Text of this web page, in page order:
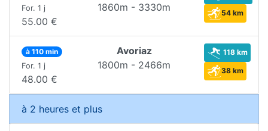
For. 1 j
55.00 €
1860m - 3330m
54 km
à 110 min
For. 1 j
48.00 €
Avoriaz
1800m - 2466m
118 km
38 km
à 2 heures et plus